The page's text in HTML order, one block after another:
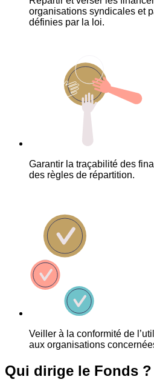
organisations syndicales et
définies par la loi.
Garantir la traçabilité des
des règles de répartition.
Veiller à la conformité de
aux organisations
Qui dirige le Fonds ?